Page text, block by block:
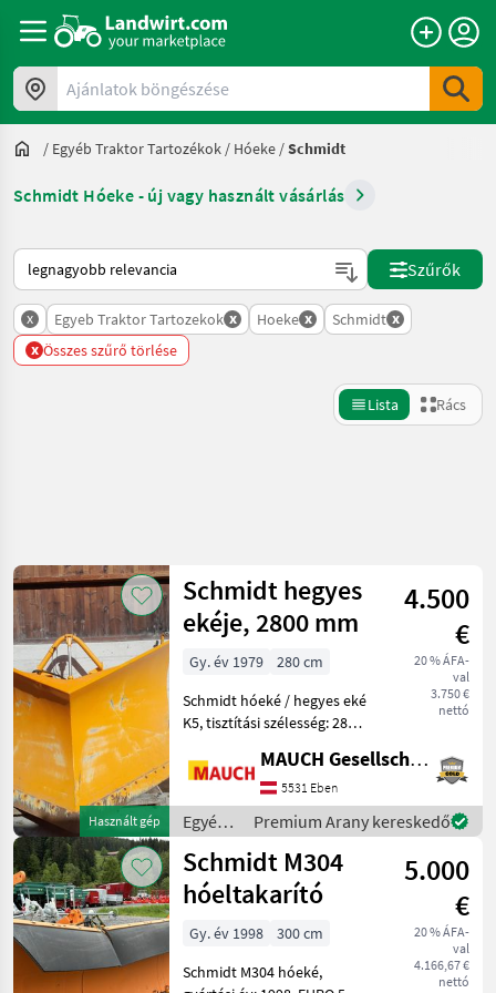
Ajánlatok böngészése
/ Egyéb Traktor Tartozékok / Hóeke /Schmidt
Schmidt Hóeke - új vagy használt vásárlás
Így van sorba rendezve a Landwirt.com-on
Szűrők
x Egyeb Traktor Tartozekok x Hoeke x Schmidt x
x Összes szűrő törlése
Lista Rács
Kategória 4 Ország Szűrők
AKTUÁLIS
ÚTVONAL
Mezőgazdasági
gépek/eszközök
Egyeb
Traktor
Tartozekok
Hoeke
Schmidt
KATEGÓRIA
KIVÁLASZTÁSA
Schmidt
Visszaállítás
10 eredmény
Használt gép
Schmidt hegyes
ekéje, 2800 mm
4.500
€
20 % ÁFA-
val
3.750 €
nettó
Gy. év 1979
280 cm
Schmidt hóeké / hegyes eké
K5, tisztítási szélesség: 2800
kb. 660 kg; MAGÁNELADÁS!!
lemezes gyorscsatlakozó,
Hótoló pajzs élei: Hótoló a
MAUCH Gesellschaft m.b.H. & Co.KG, Eben
5531 Eben
Egyéb
traktor
tartozékok
/
Schmidt
Premium Arany kereskedő
Schmidt M304
hóeltakarító
5.000
€
20 % ÁFA-
val
4.166,67 €
nettó
Gy. év 1998
300 cm
Schmidt M304 hóeké,